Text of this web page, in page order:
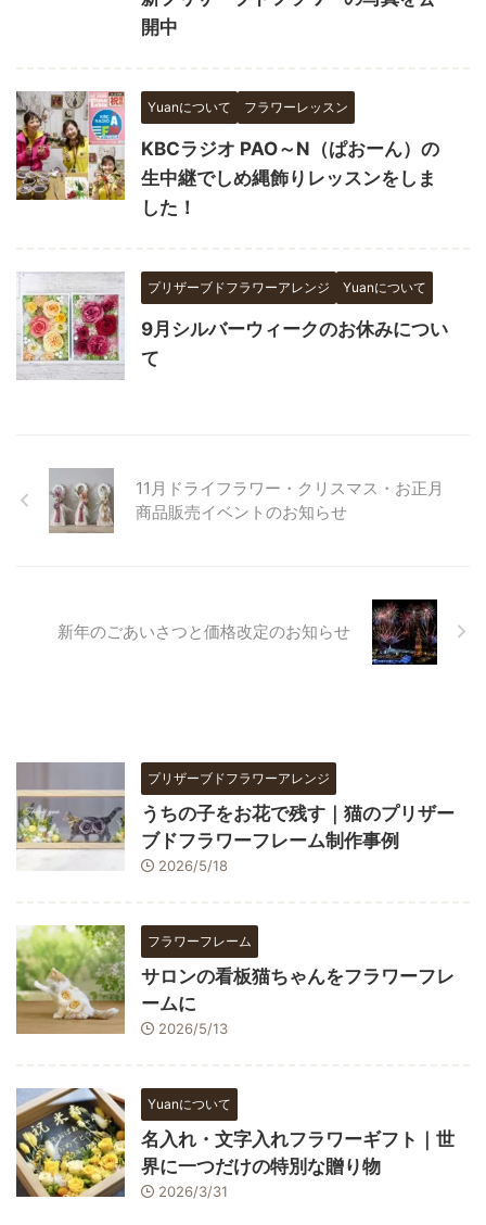
開中
Yuanについて フラワーレッスン
KBCラジオ PAO～N（ぱおーん）の
生中継でしめ縄飾りレッスンをしま
した！
プリザーブドフラワーアレンジ Yuanについて
9月シルバーウィークのお休みについ
て
11月ドライフラワー・クリスマス・お正月
商品販売イベントのお知らせ
新年のごあいさつと価格改定のお知らせ
プリザーブドフラワーアレンジ
うちの子をお花で残す｜猫のプリザー
ブドフラワーフレーム制作事例
2026/5/18
フラワーフレーム
サロンの看板猫ちゃんをフラワーフレ
ームに
2026/5/13
Yuanについて
名入れ・文字入れフラワーギフト｜世
界に一つだけの特別な贈り物
2026/3/31